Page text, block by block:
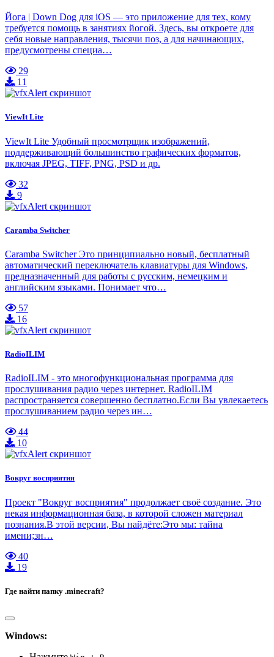
Йога | Down Dog для iOS — это приложение для тех, кому
требуется помощь в занятиях йогой. Здесь, вы откроете для
себя новые направления, тысячи поз, а для начинающих,
предусмотрены специа…
29
11
ViewIt Lite
ViewIt Lite Удобный просмотрщик изображений,
поддерживающий большинство графических форматов,
включая JPEG, TIFF, PNG, PSD и др.
32
9
Caramba Switcher
Caramba Switcher Это принципиально новый, бесплатный
автоматический переключатель клавиатуры для Windows,
предназначенный для работы с русским, немецким и
английским языками. Понимает что…
57
16
RadioILIM
RadioILIM - это многофункциональная программа для
прослушивания радио через интернет. RadioILIM
распространяется совершенно бесплатно.Если Вы увлекаетесь
прослушиванием радио через ин…
44
10
Вокруг восприятия
Проект "Вокруг восприятия" продолжает своё создание. Это
некая информационная база, в которой сложен материал
познания.В этой версии, Вы найдёте:Это мы: тайна
имени;зн…
40
19
Где найти папку .minecraft?
Windows: